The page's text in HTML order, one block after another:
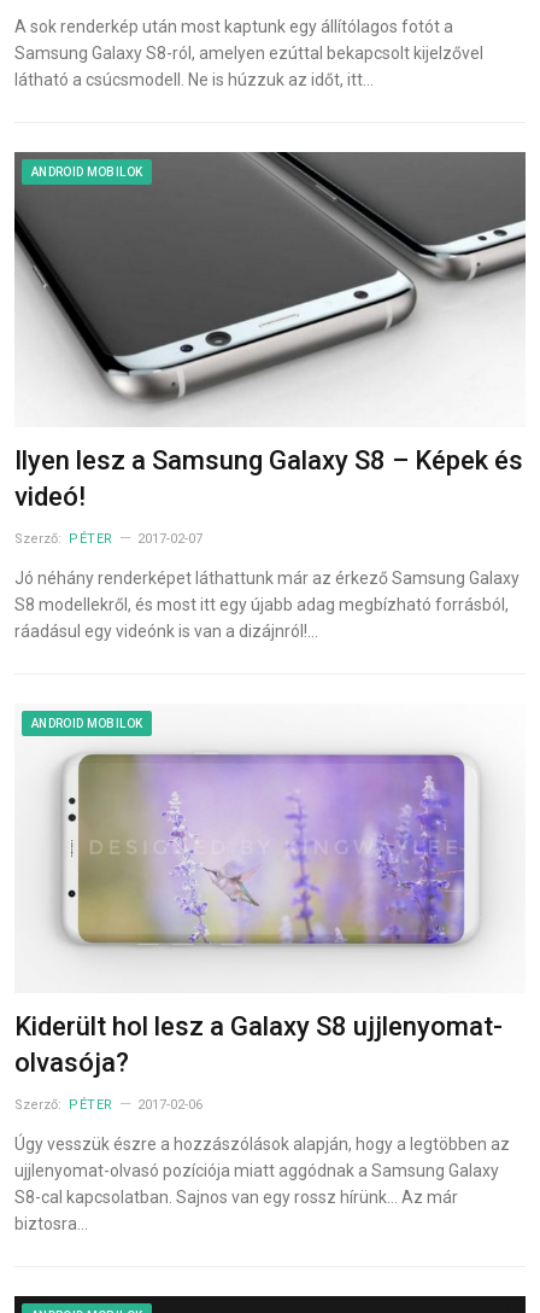
A sok renderkép után most kaptunk egy állítólagos fotót a
Samsung Galaxy S8-ról, amelyen ezúttal bekapcsolt kijelzővel
látható a csúcsmodell. Ne is húzzuk az időt, itt…
ANDROID MOBILOK
Ilyen lesz a Samsung Galaxy S8 – Képek és
videó!
Szerző: PÉTER 2017-02-07
Jó néhány renderképet láthattunk már az érkező Samsung Galaxy
S8 modellekről, és most itt egy újabb adag megbízható forrásból,
ráadásul egy videónk is van a dizájnról!…
ANDROID MOBILOK
Kiderült hol lesz a Galaxy S8 ujjlenyomat-
olvasója?
Szerző: PÉTER 2017-02-06
Úgy vesszük észre a hozzászólások alapján, hogy a legtöbben az
ujjlenyomat-olvasó pozíciója miatt aggódnak a Samsung Galaxy
S8-cal kapcsolatban. Sajnos van egy rossz hírünk… Az már
biztosra…